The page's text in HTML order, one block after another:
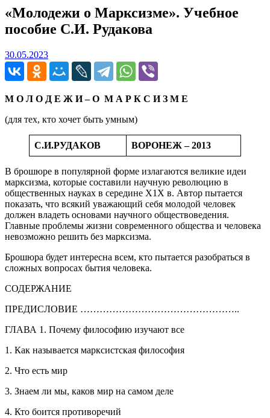
«Молодежи о Марксизме». Учебное
пособие С.И. Рудакова
30.05.202330.05.2023
М О Л О Д Е Ж И – О М А Р К С И З М Е
(для тех, кто хочет быть умным)
С.И.РУДАКОВ ВОРОНЕЖ – 2013
В брошюре в популярной форме излагаются великие идеи
марксизма, которые составили научную революцию в
общественных науках в середине Х1Х в. Автор пытается
показать, что всякий уважающий себя молодой человек
должен владеть основами научного обществоведения.
Главные проблемы жизни современного общества и человека
невозможно решить без марксизма.
Брошюра будет интересна всем, кто пытается разобраться в
сложных вопросах бытия человека.
СОДЕРЖАНИЕ
ПРЕДИСЛОВИЕ …………………………………………..
ГЛАВА 1. Почему философию изучают все
1. Как называется марксистская философия
2. Что есть мир
3. Знаем ли мы, каков мир на самом деле
4. Кто боится противоречий